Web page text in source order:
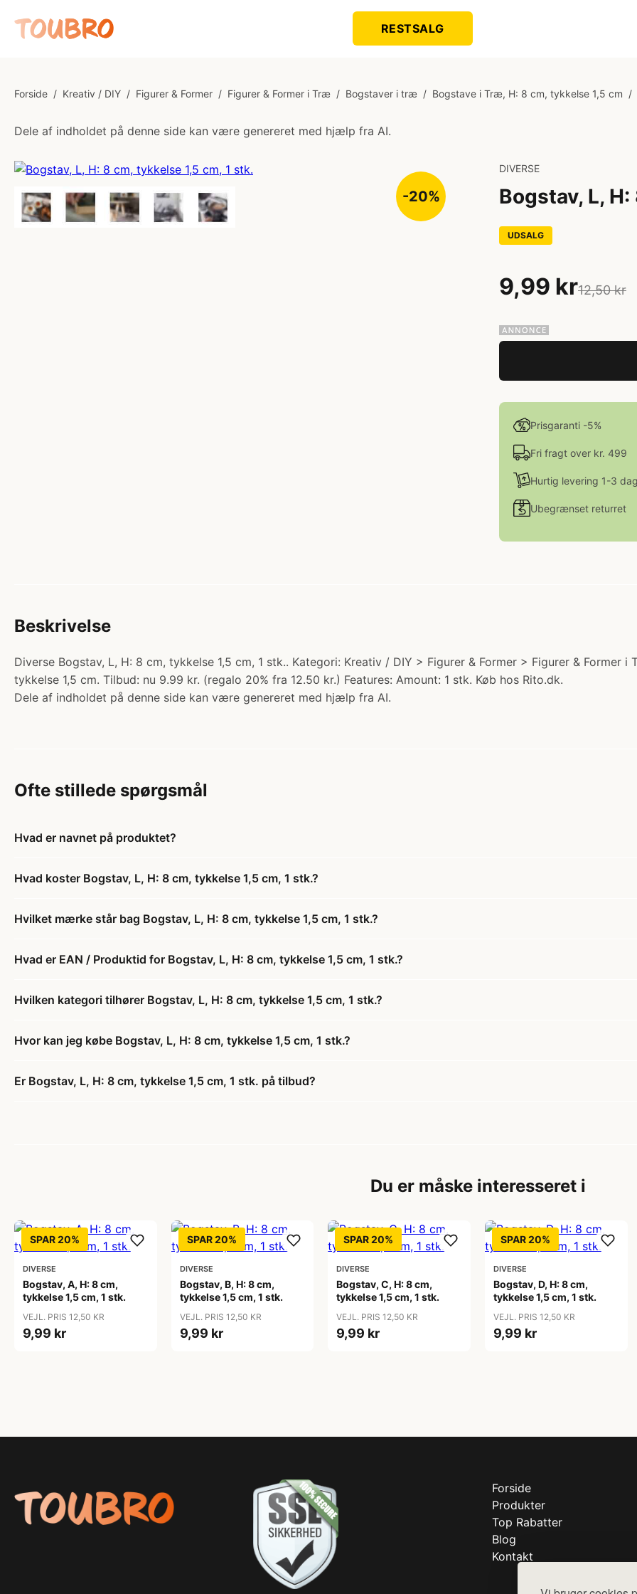
RESTSALG
Forside / Kreativ / DIY / Figurer & Former / Figurer & Former i Træ / Bogstaver i træ / Bogstave i Træ, H: 8 cm, tykkelse 1,5 cm /
Dele af indholdet på denne side kan være genereret med hjælp fra AI.
-20%
DIVERSE
Bogstav, L,
UDSALG
9,99 kr12,50 kr
Prisgaranti -5%
Fri fragt over kr. 499
Hurtig levering 1-3
Ubegrænset returret
Beskrivelse
Diverse Bogstav, L, H: 8 cm, tykkelse 1,5 cm, 1 stk.. Kategori: Kreativ / DIY > Figurer & Former > Figurer &
tykkelse 1,5 cm. Tilbud: nu 9.99 kr. (regalo 20% fra 12.50 kr.) Features: Amount: 1 stk. Køb hos Rito.dk.
Dele af indholdet på denne side kan være genereret med hjælp fra AI.
Ofte stillede spørgsmål
Hvad er navnet på produktet?
Hvad koster Bogstav, L, H: 8 cm, tykkelse 1,5 cm, 1 stk.?
Hvilket mærke står bag Bogstav, L, H: 8 cm, tykkelse 1,5 cm, 1 stk.?
Hvad er EAN / Produktid for Bogstav, L, H: 8 cm, tykkelse 1,5 cm, 1 stk.?
Hvilken kategori tilhører Bogstav, L, H: 8 cm, tykkelse 1,5 cm, 1 stk.?
Hvor kan jeg købe Bogstav, L, H: 8 cm, tykkelse 1,5 cm, 1 stk.?
Er Bogstav, L, H: 8 cm, tykkelse 1,5 cm, 1 stk. på tilbud?
Du er måske interesseret i
SPAR 20%
DIVERSE
Bogstav, A, H: 8 cm,
tykkelse 1,5 cm, 1 stk.
VEJL. PRIS 12,50 KR
9,99 kr
SPAR 20%
DIVERSE
Bogstav, B, H: 8 cm,
tykkelse 1,5 cm, 1 stk.
VEJL. PRIS 12,50 KR
9,99 kr
SPAR 20%
DIVERSE
Bogstav, C, H: 8 cm,
tykkelse 1,5 cm, 1 stk.
VEJL. PRIS 12,50 KR
9,99 kr
SPAR 20%
DIVERSE
Bogstav, D, H: 8 cm,
tykkelse 1,5 cm, 1 stk.
VEJL. PRIS 12,50 KR
9,99 kr
Forside
Produkter
Top Rabatter
Blog
Kontakt